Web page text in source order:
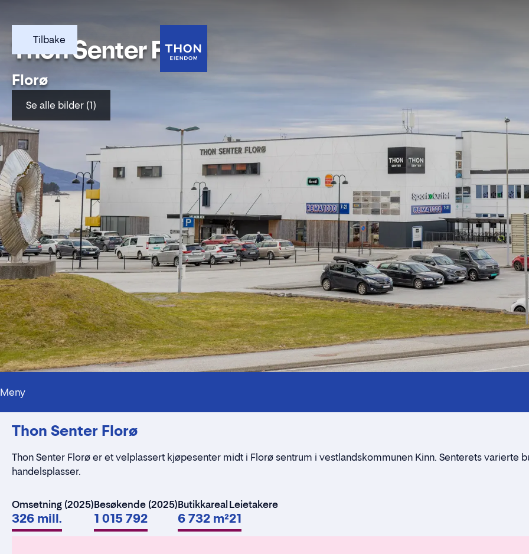
Tilbake
Thon Senter Florø
Florø
Se alle bilder (1)
Meny
Standleie
Thon Senter Florø
Thon Senter Florø er et velplassert kjøpesenter midt i Florø sentrum i vestlandskommunen Kinn. Senterets varierte
handelsplasser.
Omsetning (2025)
326 mill.
Besøkende (2025)
1 015 792
Butikkareal
6 732 m²
Leietakere
21